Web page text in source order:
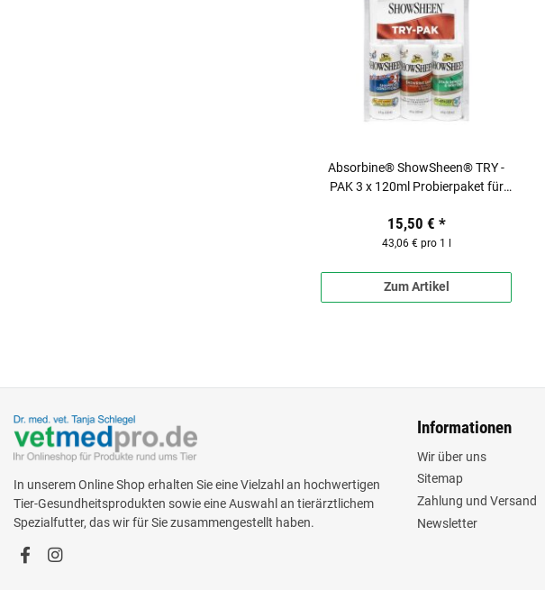
Absorbine® ShowSheen® TRY -
PAK 3 x 120ml Probierpaket für
15,50 € *
43,06 € pro 1 l
Zum Artikel
In unserem Online Shop erhalten Sie eine Vielzahl an hochwertigen
Tier-Gesundheitsprodukten sowie eine Auswahl an tierärztlichem
Spezialfutter, das wir für Sie zusammengestellt haben.
Informationen
Wir über uns
Sitemap
Zahlung und Versand
Newsletter